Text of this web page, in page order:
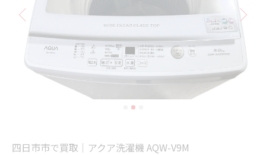
四日市市で買取｜アクア洗濯機 AQW-V9M